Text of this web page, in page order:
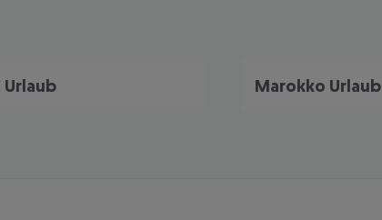
Urlaub Marokko Urlaub